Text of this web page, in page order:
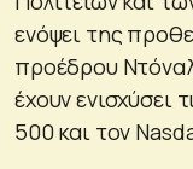
ενόψει της
προέδρου
έχουν ενισχύσει
500 και τον